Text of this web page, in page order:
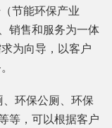
节能环保产业
销售和服务为一体
为向导，以客户
环保公厕、环保
等，可以根据客户